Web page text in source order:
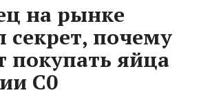
на рынке
секрет, почему
покупать яйца
С0